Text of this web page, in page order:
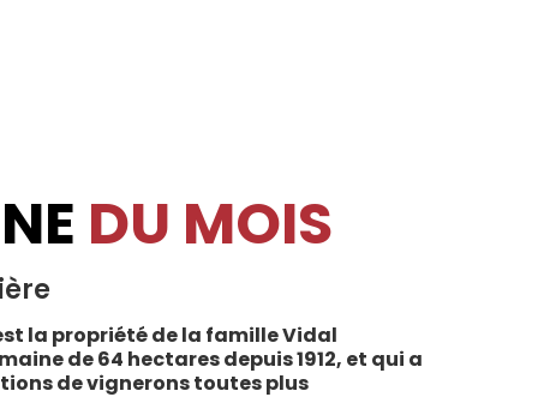
DU MOIS
la propriété de la famille Vidal
de 64 hectares depuis 1912, et qui a
de vignerons toutes plus